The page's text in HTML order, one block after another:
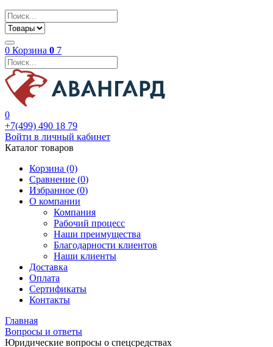
0 Корзина 0 7
0
+7(499) 490 18 79
Войти в личный кабинет
Каталог товаров
Корзина (0)
Сравнение (0)
Избранное (0)
О компании
Компания
Рабочий процесс
Наши преимущества
Благодарности клиентов
Наши клиенты
Доставка
Оплата
Сертификаты
Контакты
Главная
Вопросы и ответы
Юридические вопросы о спецсредствах